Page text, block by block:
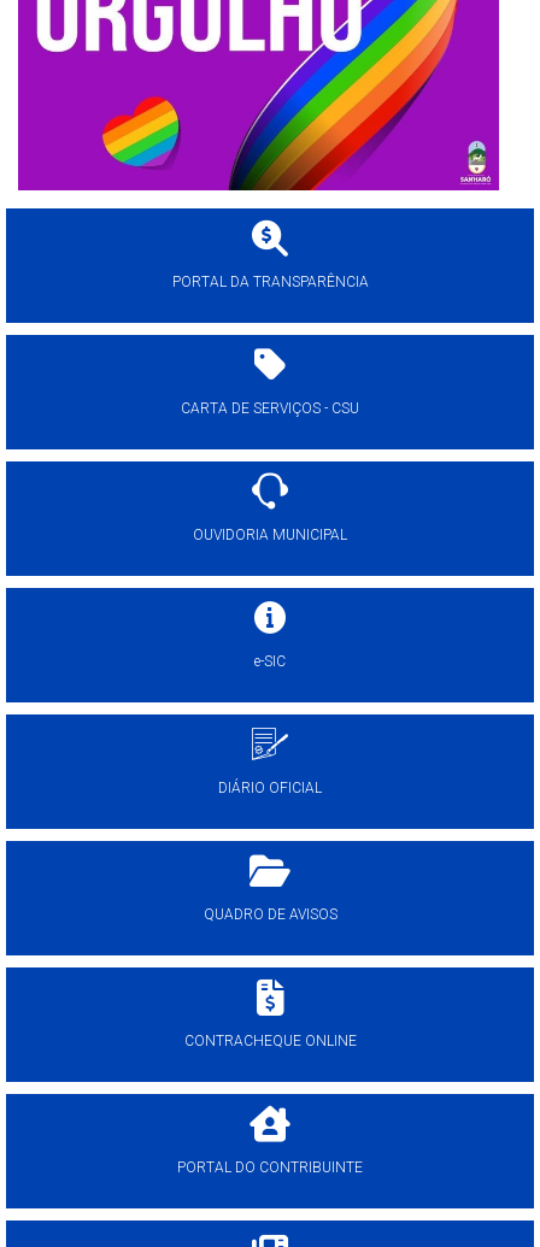
PORTAL DA TRANSPARÊNCIA
CARTA DE SERVIÇOS - CSU
OUVIDORIA MUNICIPAL
e-SIC
DIÁRIO OFICIAL
QUADRO DE AVISOS
CONTRACHEQUE ONLINE
PORTAL DO CONTRIBUINTE